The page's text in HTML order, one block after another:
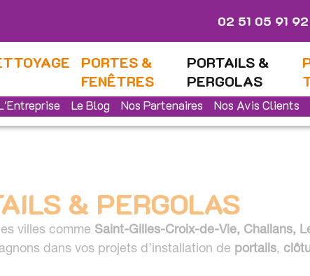
02 51 05 91 92
PORTES &
FENÊTRES
PORTAILS &
PERGOLAS
Le Blog Nos Partenaires Nos Avis Clients
& PERGOLAS
villes comme Saint-Gilles-Croix-de-Vie, Challans,
dans vos projets d’installation de portails,